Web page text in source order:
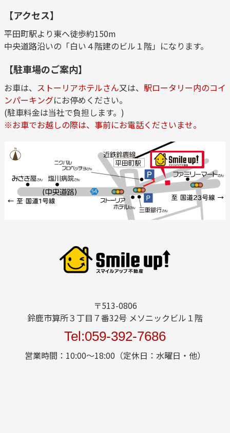
【アクセス】
平田町駅より東へ徒歩約150m
中央道路沿いの「白い４階建のビル１階」になります。
【駐車場のご案内】
お車は、 ストーリアホテルさん又は、 駅ロータリー内のコイ
ンパーキングにお停めください。
(駐車料金は当社で負担します。)
※お車でお越しの際は、事前にお電話くださいませ。
〒513-0806
鈴鹿市算所３丁目７番32号 メソニックビル１階
Tel:059-392-7686
営業時間：10:00～18:00（定休日：水曜日・他）